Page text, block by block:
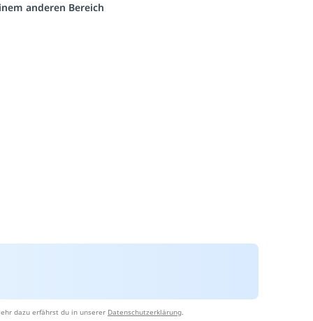
anderen Bereich
dazu erfährst du in unserer Datenschutzerklärung.